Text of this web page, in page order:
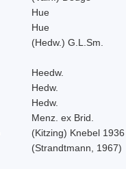
Hue
Hue
(Hedw.) G.L.Sm.
Heedw.
Hedw.
Hedw.
Menz. ex Brid.
(Kitzing) Knebel 1936
(Strandtmann, 1967)